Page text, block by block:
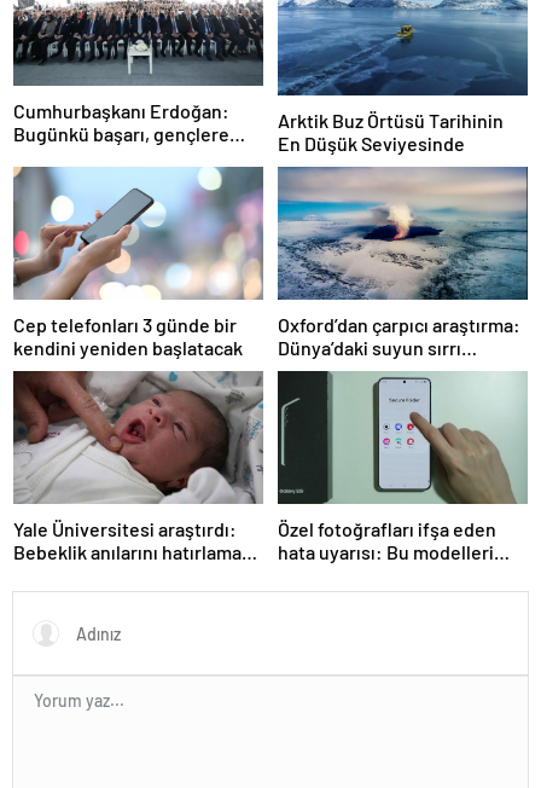
Cumhurbaşkanı Erdoğan:
Bugünkü başarı, gençlere
zihniyete indirilmiş ağır bir
darbedir
Arktik Buz Örtüsü Tarihinin
En Düşük Seviyesinde
Cep telefonları 3 günde bir
kendini yeniden başlatacak
Oxford’dan çarpıcı araştırma:
Dünya’daki suyun sırrı
çözüldü
Yale Üniversitesi araştırdı:
Bebeklik anılarını hatırlamak
oldukça şaşırtıcı
Özel fotoğrafları ifşa eden
hata uyarısı: Bu modelleri